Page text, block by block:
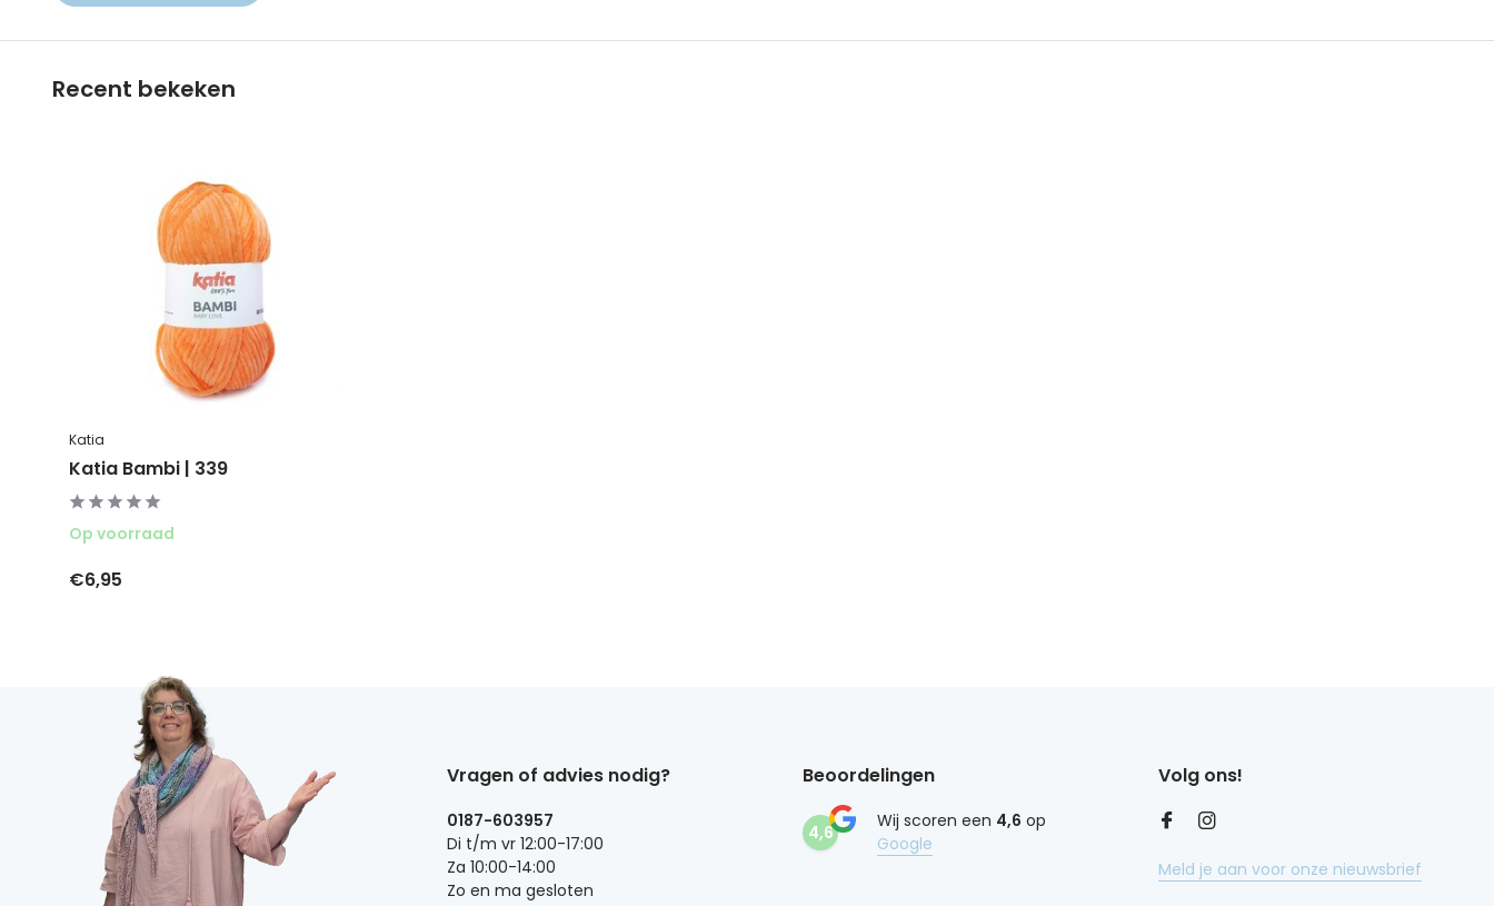
Recent bekeken
Katia
Katia Bambi | 339
Op voorraad
€6,95
Vragen of advies nodig?
0187-603957
Di t/m vr 12:00-17:00
Za 10:00-14:00
Zo en ma gesloten
Beoordelingen
4,6
Wij scoren een 4,6 op
Google
Volg ons!
Meld je aan voor onze nieuwsbrief